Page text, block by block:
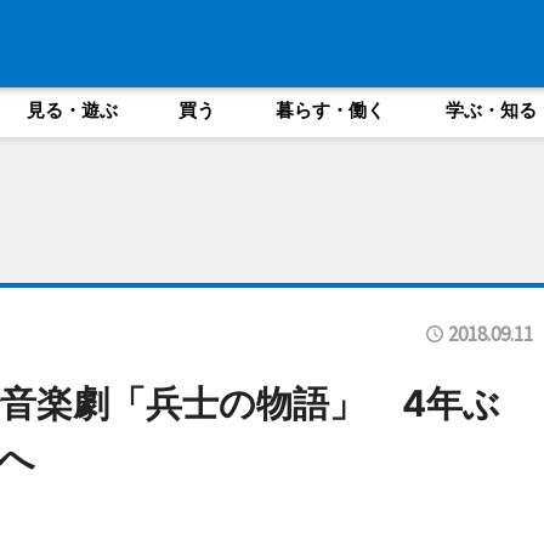
見る・遊ぶ 買う 暮らす・働く 学ぶ・知る
2018.09.11
楽劇「兵士の物語」 4年ぶ